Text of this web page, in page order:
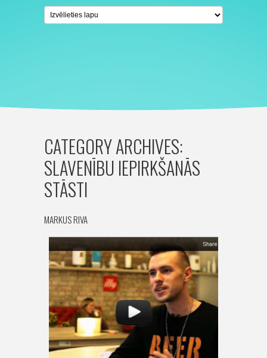
CATEGORY ARCHIVES:
SLAVENĪBU IEPIRKŠANĀS
STĀSTI
MARKUS RIVA